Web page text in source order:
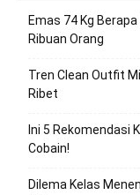
Emas 74 Kg
Ribuan Orang
Tren Clean Outfit
Ribet
Ini 5 Rekomendasi
Cobain!
Dilema Kelas